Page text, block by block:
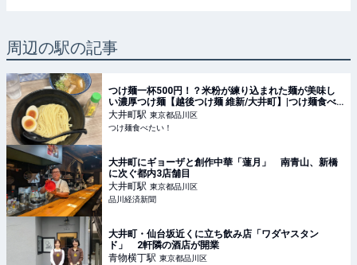
周辺の駅の記事
つけ麺一杯500円！？米粉が練り込まれた麺が美味し
い濃厚つけ麺【越後つけ麺 維新/大井町】|つけ麺食べ
たい！
大井町駅 東京都品川区
つけ麺食べたい！
大井町にギョーザと創作中華「蓮月」 南青山、新橋
に次ぐ都内3店舗目
大井町駅 東京都品川区
品川経済新聞
大井町・仙台坂近くに立ち飲み店「ワダヤスタン
ド」 2軒隣の酒店が開業
青物横丁駅 東京都品川区